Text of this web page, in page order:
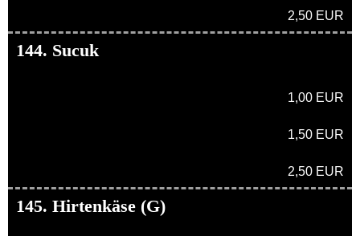
2,50 EUR
144. Sucuk
1,00 EUR
1,50 EUR
2,50 EUR
145. Hirtenkäse (G)